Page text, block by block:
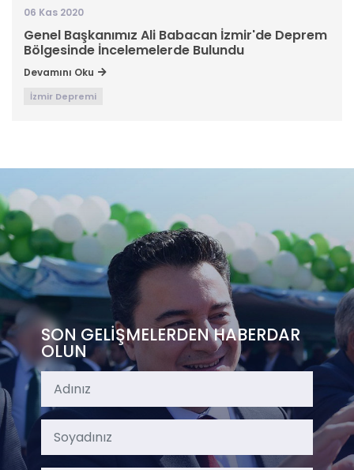
06 Kas 2020
Genel Başkanımız Ali Babacan İzmir'de Deprem
Bölgesinde İncelemelerde Bulundu
Devamını Oku
İzmir Depremi
SON GELİŞMELERDEN HABERDAR
OLUN